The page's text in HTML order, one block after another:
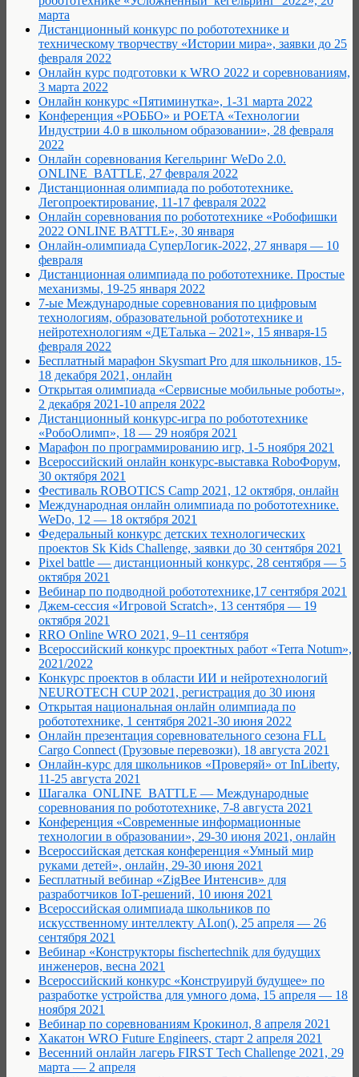
марта
Дистанционный конкурс по робототехнике и
техническому творчеству «Истории мира», заявки до 25
февраля 2022
Онлайн курс подготовки к WRO 2022 и соревнованиям,
3 марта 2022
Онлайн конкурс «Пятиминутка», 1-31 марта 2022
Конференция «РОББО» и POETA «Технологии
Индустрии 4.0 в школьном образовании», 28 февраля
2022
Онлайн соревнования Кегельринг WeDo 2.0.
ONLINE_BATTLE, 27 февраля 2022
Дистанционная олимпиада по робототехнике.
Легопроектирование, 11-17 февраля 2022
Онлайн соревнования по робототехнике «Робофишки
2022 ONLINE BATTLE», 30 января
Онлайн-олимпиада СуперЛогик-2022, 27 января — 10
февраля
Дистанционная олимпиада по робототехнике. Простые
механизмы, 19-25 января 2022
7-ые Международные соревнования по цифровым
технологиям, образовательной робототехнике и
нейротехнологиям «ДЕТалька – 2021», 15 января-15
февраля 2022
Бесплатный марафон Skysmart Pro для школьников, 15-
18 декабря 2021, онлайн
Открытая олимпиада «Сервисные мобильные роботы»,
2 декабря 2021-10 апреля 2022
Дистанционный конкурс-игра по робототехнике
«РобоОлимп», 18 — 29 ноября 2021
Марафон по программированию игр, 1-5 ноября 2021
Всероссийский онлайн конкурс-выставка RoboФорум,
30 октября 2021
Фестиваль ROBOTICS Camp 2021, 12 октября, онлайн
Международная онлайн олимпиада по робототехнике.
WeDo, 12 — 18 октября 2021
Федеральный конкурс детских технологических
проектов Sk Kids Challenge, заявки до 30 сентября 2021
Pixel battle — дистанционный конкурс, 28 сентября — 5
октября 2021
Вебинар по подводной робототехнике,17 сентября 2021
Джем-сессия «Игровой Scratch», 13 сентября — 19
октября 2021
RRO Online WRO 2021, 9–11 сентября
Всероссийский конкурс проектных работ «Terra Notum»,
2021/2022
Конкурс проектов в области ИИ и нейротехнологий
NEUROTECH CUP 2021, регистрация до 30 июня
Открытая национальная онлайн олимпиада по
робототехнике, 1 сентября 2021-30 июня 2022
Онлайн презентация соревновательного сезона FLL
Cargo Connect (Грузовые перевозки), 18 августа 2021
Онлайн-курс для школьников «Проверяй» от InLiberty,
11-25 августа 2021
Шагалка_ONLINE_BATTLE — Международные
соревнования по робототехнике, 7-8 августа 2021
Конференция «Современные информационные
технологии в образовании», 29-30 июня 2021, онлайн
Всероссийская детская конференция «Умный мир
руками детей», онлайн, 29-30 июня 2021
Бесплатный вебинар «ZigBee Интенсив» для
разработчиков IoT-решений, 10 июня 2021
Всероссийская олимпиада школьников по
искусственному интеллекту AI.on(), 25 апреля — 26
сентября 2021
Вебинар «Конструкторы fischertechnik для будущих
инженеров, весна 2021
Всероссийский конкурс «Конструируй будущее» по
разработке устройства для умного дома, 15 апреля — 18
ноября 2021
Вебинар по соревнованиям Крокинол, 8 апреля 2021
Хакатон WRO Future Engineers, старт 2 апреля 2021
Весенний онлайн лагерь FIRST Tech Challenge 2021, 29
марта — 2 апреля